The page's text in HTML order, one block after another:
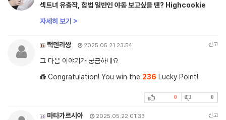
섹트녀 유출작, 합법 일반인 야동 보고싶을 땐? Highcookie
자세히 보기 >
택덴리쌍 2025.05.21 23:54 신고
그 다음 이야기가 궁금하네요
Congratulation! You win the 236 Lucky Point!
0 0
마타가르시아 2025.05.22 01:33 신고